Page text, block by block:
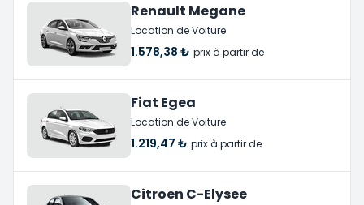
Renault Megane
Location de Voiture
1.578,38 ₺ prix à partir de
Fiat Egea
Location de Voiture
1.219,47 ₺ prix à partir de
Citroen C-Elysee